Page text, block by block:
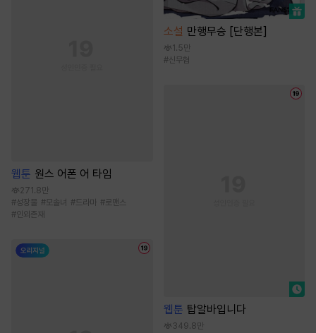
웹툰 원스 어폰 어 타임
271.8만
#성장물 #모솔녀 #드라마 #로맨스
#인외존재
소설 만행무승 [단행본]
1.5만
#신무협
웹툰 탑알바입니다
349.8만